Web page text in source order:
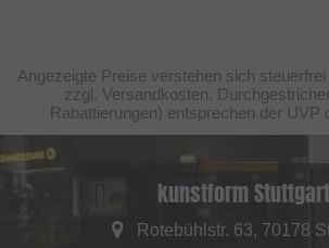
Angezeigte Preise verstehen sich
zzgl. Versandkosten.
Rabattierungen) entsprechen der UVP
kunstform Stuttgart
Rotebühlstr. 63, 70178